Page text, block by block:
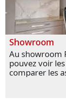
Showroom
Au showroom
pouvez voir
comparer les
transformer